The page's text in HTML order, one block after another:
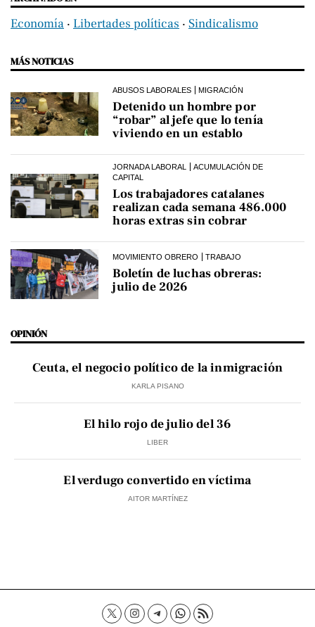
Economía ‧ Libertades políticas ‧ Sindicalismo
MÁS NOTICIAS
ABUSOS LABORALES MIGRACIÓN
Detenido un hombre por
“robar” al jefe que lo tenía
viviendo en un establo
JORNADA LABORAL
ACUMULACIÓN DE
CAPITAL
Los trabajadores catalanes
realizan cada semana 486.000
horas extras sin cobrar
MOVIMIENTO OBRERO TRABAJO
Boletín de luchas obreras:
julio de 2026
OPINIÓN
Ceuta, el negocio político de la inmigración
KARLA PISANO
El hilo rojo de julio del 36
LIBER
El verdugo convertido en víctima
AITOR MARTÍNEZ